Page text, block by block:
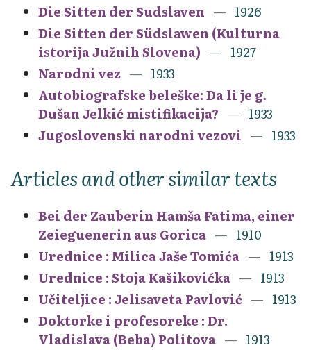
Die Sitten der Sudslaven
1926
Die Sitten der Südslawen (Kulturna
istorija Južnih Slovena)
1927
Narodni vez
1933
Autobiografske beleške: Da li je g.
Dušan Jelkić mistifikacija?
1933
Jugoslovenski narodni vezovi
1933
Articles and other similar texts
Bei der Zauberin Hamša Fatima, einer
Zeieguenerin aus Gorica
1910
Urednice : Milica Jaše Tomića
1913
Urednice : Stoja Kašikovićka
1913
Učiteljice : Jelisaveta Pavlović
1913
Doktorke i profesoreke : Dr.
Vladislava (Beba) Politova
1913